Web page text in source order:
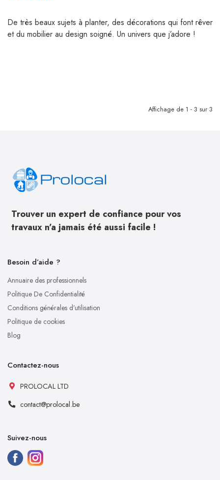
De très beaux sujets à planter, des décorations qui font rêver
et du mobilier au design soigné. Un univers que j’adore !
Affichage de 1 - 3 sur 3
Trouver un expert de confiance pour vos
travaux n’a jamais été aussi facile !
Besoin d’aide ?
Annuaire des professionnels
Politique De Confidentialité
Conditions générales d’utilisation
Politique de cookies
Blog
Contactez-nous
PROLOCAL LTD
contact@prolocal.be
Suivez-nous